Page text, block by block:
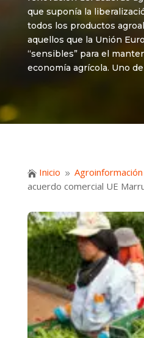
que suponía la
todos los productos
aquellos que la Unión
“sensibles” para el
economía agrícola. Uno
 Inicio 9 Agroinformación
acuerdo comercial UE